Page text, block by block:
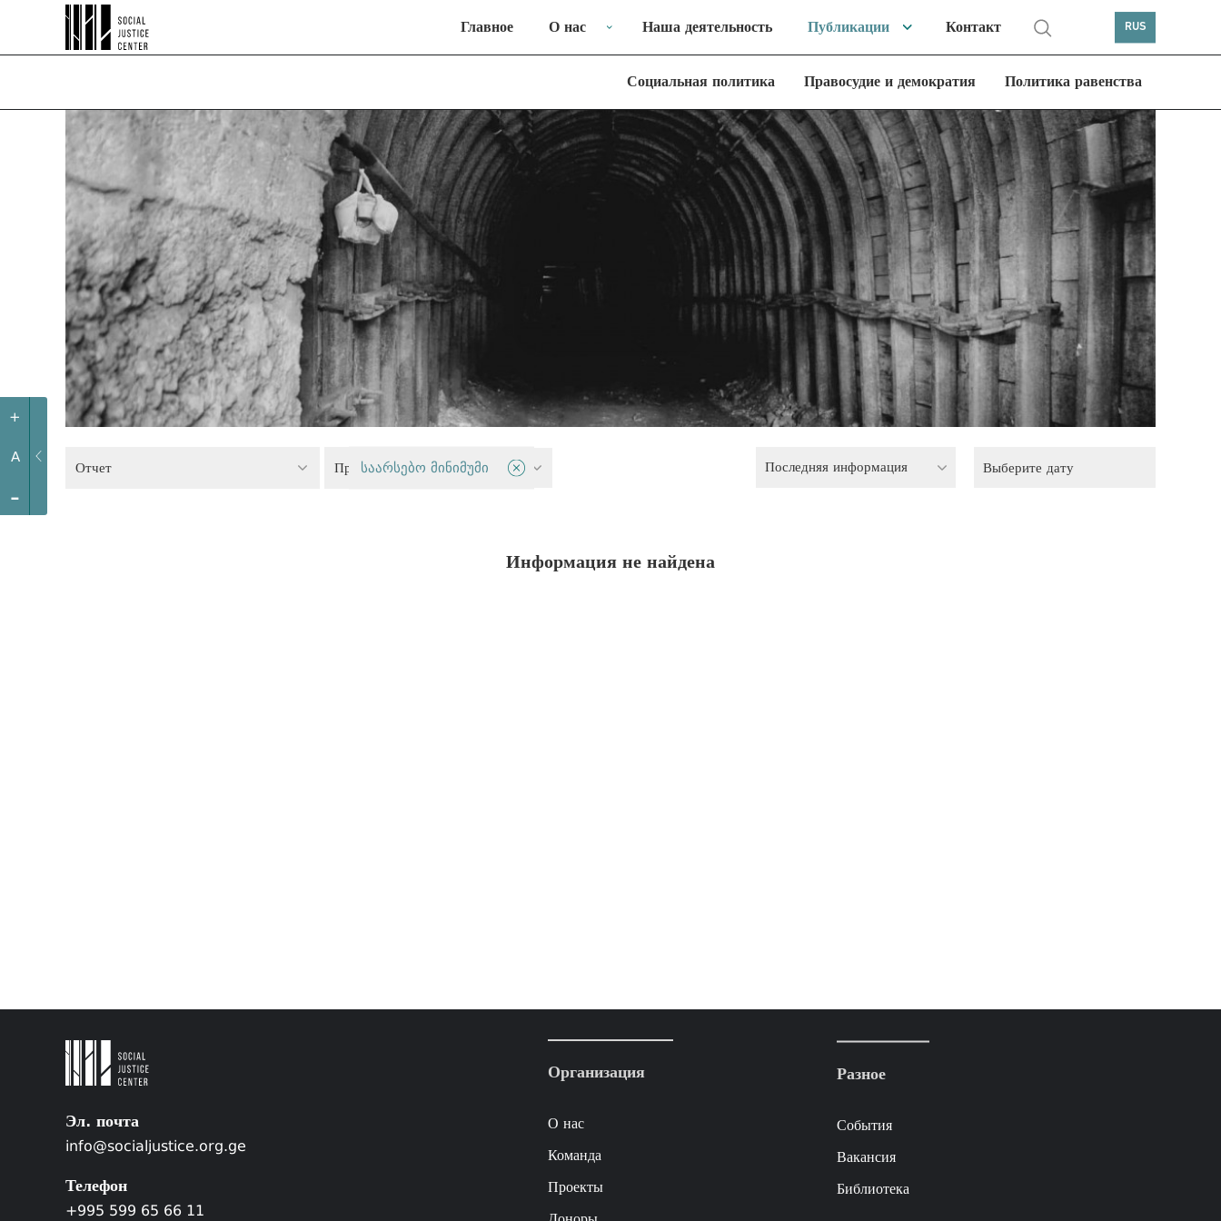
+
A
-
Главное О нас Наша деятельность Публикации Контакт RUS
Социальная политика Правосудие и демократия Политика равенства
Отчет Право на труд
საარსებო მინიმუმი Последняя информация
Информация не найдена
Эл. почта
info@socialjustice.org.ge
Телефон
+995 599 65 66 11
Организация
О нас
Команда
Проекты
Разное
События
Вакансия
Библиотека